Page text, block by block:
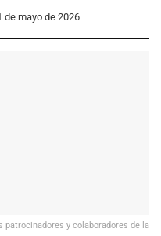
de mayo de 2026
patrocinadores y colaboradores de la